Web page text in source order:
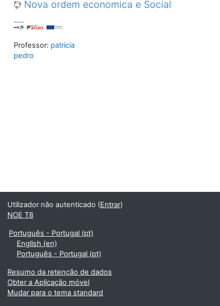
Nova ordem economica e Social
Professor: patricia
pedro
Utilizador não autenticado (Entrar)
NOE T8
Português - Portugal ‎(pt)‎
English ‎(en)‎
Português - Portugal ‎(pt)‎
Resumo da retenção de dados
Obter a Aplicação móvel
Mudar para o tema standard